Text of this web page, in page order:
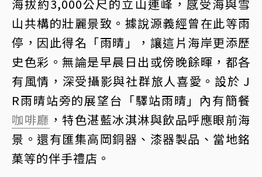
海拔約3,000公尺的立山連峰，感受海與雪
山共構的壯麗景致。據說源義經曾在此等雨
停，因此得名「雨晴」，讓這片海岸更添歷
史色彩。無論是早晨日出或傍晚餘暉，都各
有風情，深受攝影與社群旅人喜愛。設於 J
R雨晴站旁的展望台「驛站雨晴」內有簡餐
咖啡廳 ，特色湛藍冰淇淋與飲品呼應眼前海
景。還有匯集高岡銅器、漆器製品、當地銘
菓等的伴手禮店。